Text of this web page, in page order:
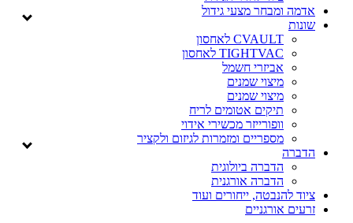
אדמה ומבחר מצעי גידול
שונות
CVAULT לאחסון
TIGHTVAC לאחסון
אביזרי חשמל
מיצוי שמנים
מיצוי שמנים
תיקים אטומים לריח
וופורייזר מכשירי אידוי
מספריים ומזמרות לגיזום ולקציר
הדברה
הדברה ביולוגית
הדברה אורגנית
ציוד להנבטה, ייחורים ועוד
זרעים אורגניים